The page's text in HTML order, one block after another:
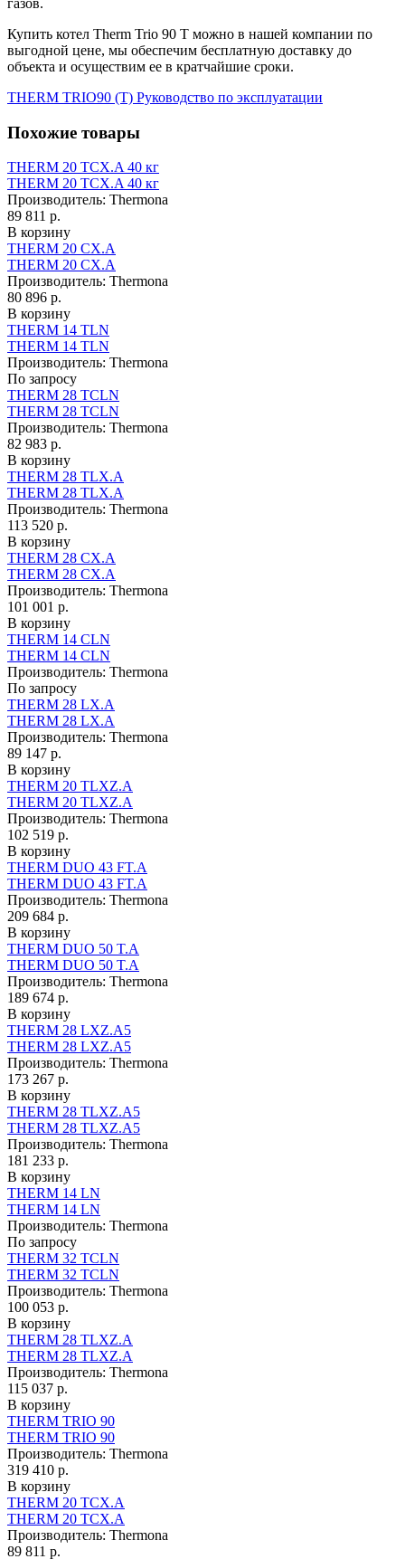
Купить котел Therm Trio 90 T можно в нашей компании по
выгодной цене, мы обеспечим бесплатную доставку до
объекта и осуществим ее в кратчайшие сроки.
THERM TRIO90 (T) Руководство по эксплуатации
Похожие товары
THERM 20 TCX.A 40 кг
THERM 20 TCX.A 40 кг
Производитель: Thermona
89 811 р.
В корзину
THERM 20 CX.A
THERM 20 CX.A
Производитель: Thermona
80 896 р.
В корзину
THERM 14 TLN
THERM 14 TLN
Производитель: Thermona
По запросу
THERM 28 TCLN
THERM 28 TCLN
Производитель: Thermona
82 983 р.
В корзину
THERM 28 TLX.A
THERM 28 TLX.A
Производитель: Thermona
113 520 р.
В корзину
THERM 28 CX.A
THERM 28 CX.A
Производитель: Thermona
101 001 р.
В корзину
THERM 14 CLN
THERM 14 CLN
Производитель: Thermona
По запросу
THERM 28 LX.A
THERM 28 LX.A
Производитель: Thermona
89 147 р.
В корзину
THERM 20 TLXZ.A
THERM 20 TLXZ.A
Производитель: Thermona
102 519 р.
В корзину
THERM DUO 43 FT.A
THERM DUO 43 FT.A
Производитель: Thermona
209 684 р.
В корзину
THERM DUO 50 T.A
THERM DUO 50 T.A
Производитель: Thermona
189 674 р.
В корзину
THERM 28 LXZ.A5
THERM 28 LXZ.A5
Производитель: Thermona
173 267 р.
В корзину
THERM 28 TLXZ.A5
THERM 28 TLXZ.A5
Производитель: Thermona
181 233 р.
В корзину
THERM 14 LN
THERM 14 LN
Производитель: Thermona
По запросу
THERM 32 TCLN
THERM 32 TCLN
Производитель: Thermona
100 053 р.
В корзину
THERM 28 TLXZ.A
THERM 28 TLXZ.A
Производитель: Thermona
115 037 р.
В корзину
THERM TRIO 90
THERM TRIO 90
Производитель: Thermona
319 410 р.
В корзину
THERM 20 TCX.A
THERM 20 TCX.A
Производитель: Thermona
89 811 р.